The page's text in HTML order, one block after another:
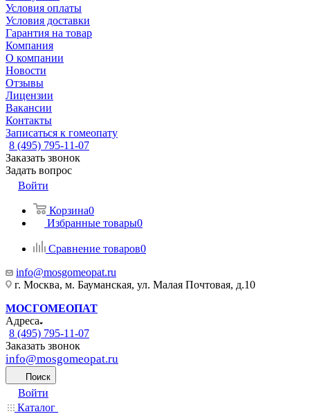
Условия оплаты
Условия доставки
Гарантия на товар
Компания
О компании
Новости
Отзывы
Лицензии
Вакансии
Контакты
Записаться к гомеопату
8 (495) 795-11-07
Заказать звонок
Задать вопрос
Войти
Корзина0
Избранные товары0
Сравнение товаров0
info@mosgomeopat.ru
г. Москва, м. Бауманская, ул. Малая Почтовая, д.10
МОСГОМЕОПАТ
Адреса
8 (495) 795-11-07
Заказать звонок
info@mosgomeopat.ru
Поиск
Войти
Каталог